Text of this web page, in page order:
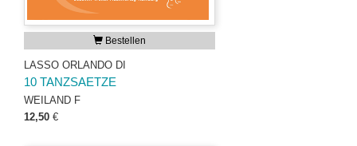
Bestellen
LASSO ORLANDO DI
10 TANZSAETZE
WEILAND F
12,50 €